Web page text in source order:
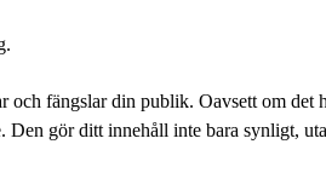
och fängslar din publik. Oavsett om det
gör ditt innehåll inte bara synligt,